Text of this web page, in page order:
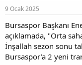
u
b
a
l
a
t
ç
t
a
r
9 Ocak 2025
Bursaspor Başkanı
açıklamada, "Orta
İnşallah sezon sonu
Bursaspor’a 2 yeni